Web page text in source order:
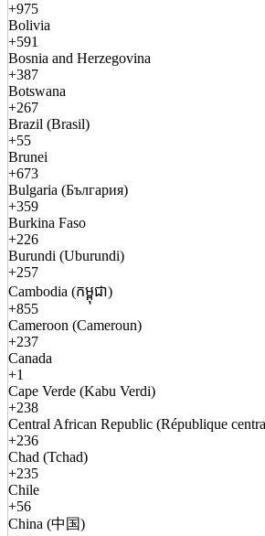
+975
Bolivia
+591
Bosnia and Herzegovina
+387
Botswana
+267
Brazil (Brasil)
+55
Brunei
+673
Bulgaria (България)
+359
Burkina Faso
+226
Burundi (Uburundi)
+257
Cambodia (កម្ពុជា)
+855
Cameroon (Cameroun)
+237
Canada
+1
Cape Verde (Kabu Verdi)
+238
Central African Republic (République
+236
Chad (Tchad)
+235
Chile
+56
China (中国)